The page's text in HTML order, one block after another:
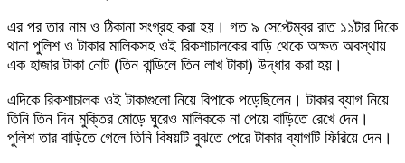
এর পর তার নাম ও ঠিকানা সংগ্রহ করা হয়। গত ৯ সেপ্টেম্বর রাত ১১টার দিকে
থানা পুলিশ ও টাকার মালিকসহ ওই রিকশাচালকের বাড়ি থেকে অক্ষত অবস্থায়
এক হাজার টাকা নোট (তিন বান্ডিলে তিন লাখ টাকা) উদ্ধার করা হয়।
এদিকে রিকশাচালক ওই টাকাগুলো নিয়ে বিপাকে পড়েছিলেন। টাকার ব্যাগ নিয়ে
তিনি তিন দিন মুক্তির মোড়ে ঘুরেও মালিককে না পেয়ে বাড়িতে রেখে দেন।
পুলিশ তার বাড়িতে গেলে তিনি বিষয়টি বুঝতে পেরে টাকার ব্যাগটি ফিরিয়ে দেন।